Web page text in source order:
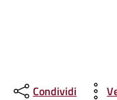
Condividi